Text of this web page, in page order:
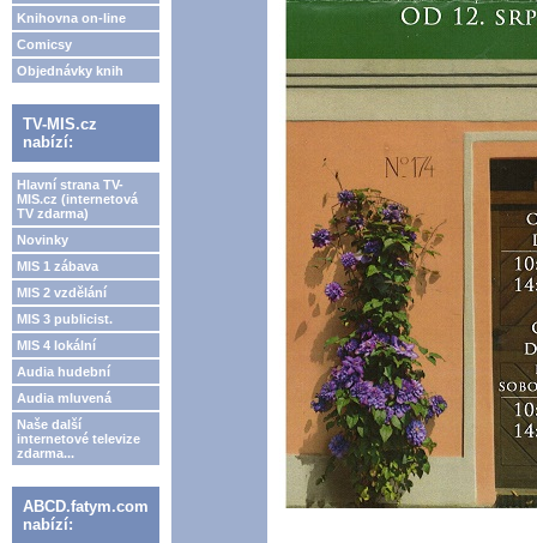
Knihovna on-line
Comicsy
Objednávky knih
TV-MIS.cz
nabízí:
Hlavní strana TV-
MIS.cz (internetová
TV zdarma)
Novinky
MIS 1 zábava
MIS 2 vzdělání
MIS 3 publicist.
MIS 4 lokální
Audia hudební
Audia mluvená
Naše další
internetové televize
zdarma...
ABCD.fatym.com
nabízí: